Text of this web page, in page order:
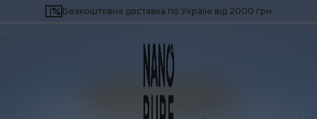
Безкоштовна доставка по Україні від 2000 грн
Для імунітету і загального здоров'я
Для здоров’я серця і судин
Потрібна допомога?
Залиште свій номер телефону, і ми
зв’яжемося з вами найближчим часом!